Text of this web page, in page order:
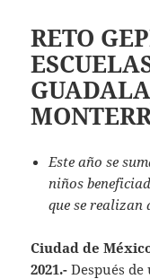
RETO
Este año se
niños
que se realizan
Ciudad de
2021.- Después